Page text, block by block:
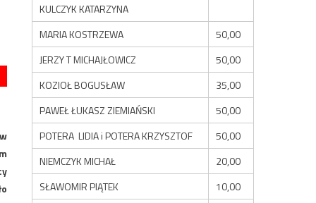
KULCZYK KATARZYNA
MARIA KOSTRZEWA
50,00
JERZY T MICHAJŁOWICZ
50,00
KOZIOŁ BOGUSŁAW
35,00
PAWEŁ ŁUKASZ ZIEMIAŃSKI
50,00
POTERA LIDIA i POTERA KRZYSZTOF
50,00
NIEMCZYK MICHAŁ
20,00
SŁAWOMIR PIĄTEK
10,00